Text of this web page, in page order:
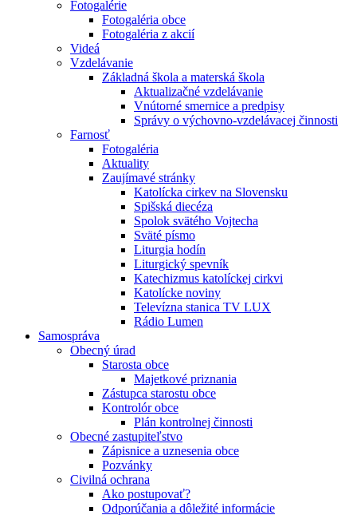
Fotogalérie
Fotogaléria obce
Fotogaléria z akcií
Videá
Vzdelávanie
Základná škola a materská škola
Aktualizačné vzdelávanie
Vnútorné smernice a predpisy
Správy o výchovno-vzdelávacej činnosti
Farnosť
Fotogaléria
Aktuality
Zaujímavé stránky
Katolícka cirkev na Slovensku
Spišská diecéza
Spolok svätého Vojtecha
Sväté písmo
Liturgia hodín
Liturgický spevník
Katechizmus katolíckej cirkvi
Katolícke noviny
Televízna stanica TV LUX
Rádio Lumen
Samospráva
Obecný úrad
Starosta obce
Majetkové priznania
Zástupca starostu obce
Kontrolór obce
Plán kontrolnej činnosti
Obecné zastupiteľstvo
Zápisnice a uznesenia obce
Pozvánky
Civilná ochrana
Ako postupovať?
Odporúčania a dôležité informácie